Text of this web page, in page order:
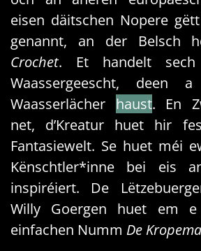
eisen däitschen Nopere
genannt, an der Belsch
Crochet. Et handelt
Waassergeescht, deen a
Waasserlächer haust. En
net, d’Kreatur huet hir
Fantasiewelt. Se huet méi
Kënschtler*inne bei eis
inspiréiert. De
Willy Goergen huet em e
einfachen Numm De